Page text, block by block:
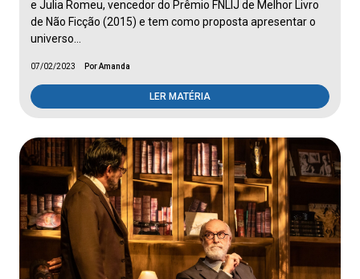
e Julia Romeu, vencedor do Prêmio FNLIJ de Melhor Livro
de Não Ficção (2015) e tem como proposta apresentar o
universo…
07/02/2023 Por Amanda
LER MATÉRIA